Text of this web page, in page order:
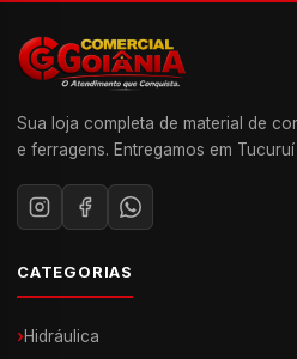
Sua loja completa de material de
e ferragens. Entregamos em
CATEGORIAS
›Hidráulica